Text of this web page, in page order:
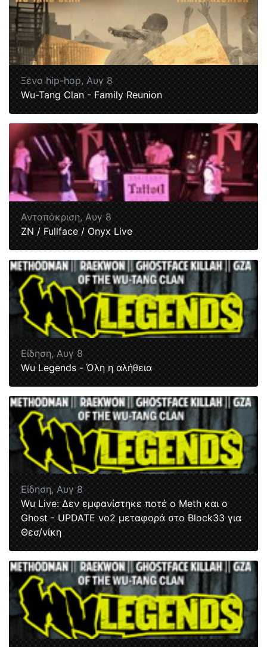
Ξένο hip-hop,Αυγ 8
Wu-Tang Clan - Family Reunion
Ανταπόκριση,Αυγ 8
ΖΝ / Fullface / Onyx Live
Είδηση,Αυγ 8
Wu Legends - Όλη η αλήθεια
Είδηση,Αυγ 8
Wu Live: Δεν εμφανίστηκε ποτέ ο Meth και ο
Ghost - UPDATE νο2 μεταφορά στο Block33 για
Θεσ/νίκη